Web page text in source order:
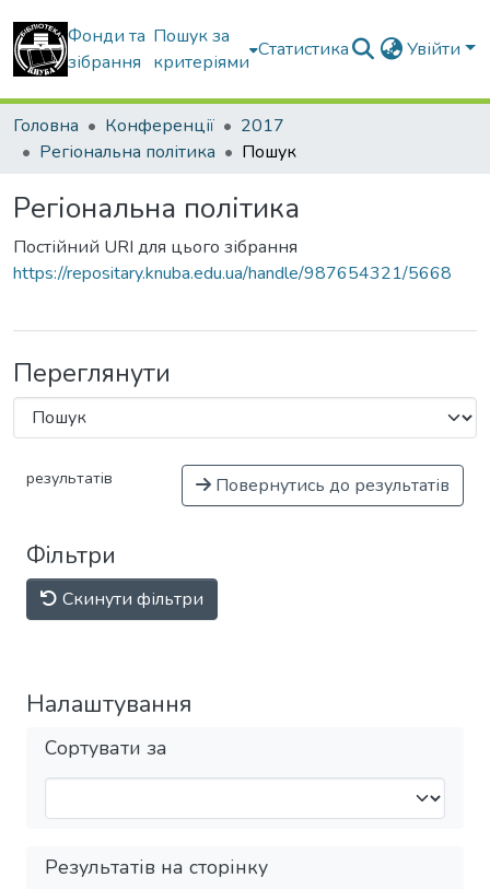
Фонди та
зібрання
Пошук за
критеріями
Статистика Увійти
Головна Конференції
2017
Регіональна політика
Пошук
Регіональна політика
Постійний URI для цього зібрання
https://repositary.knuba.edu.ua/handle/987654321/5668
Переглянути
результатів Повернутись до результатів
Фільтри
Скинути фільтри
Налаштування
Сортувати за
Результатів на сторінку